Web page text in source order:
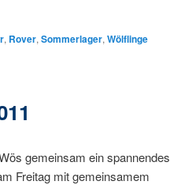
, Rover, Sommerlager, Wölflinge
gemeinsam ein spannendes
Freitag mit gemeinsamem